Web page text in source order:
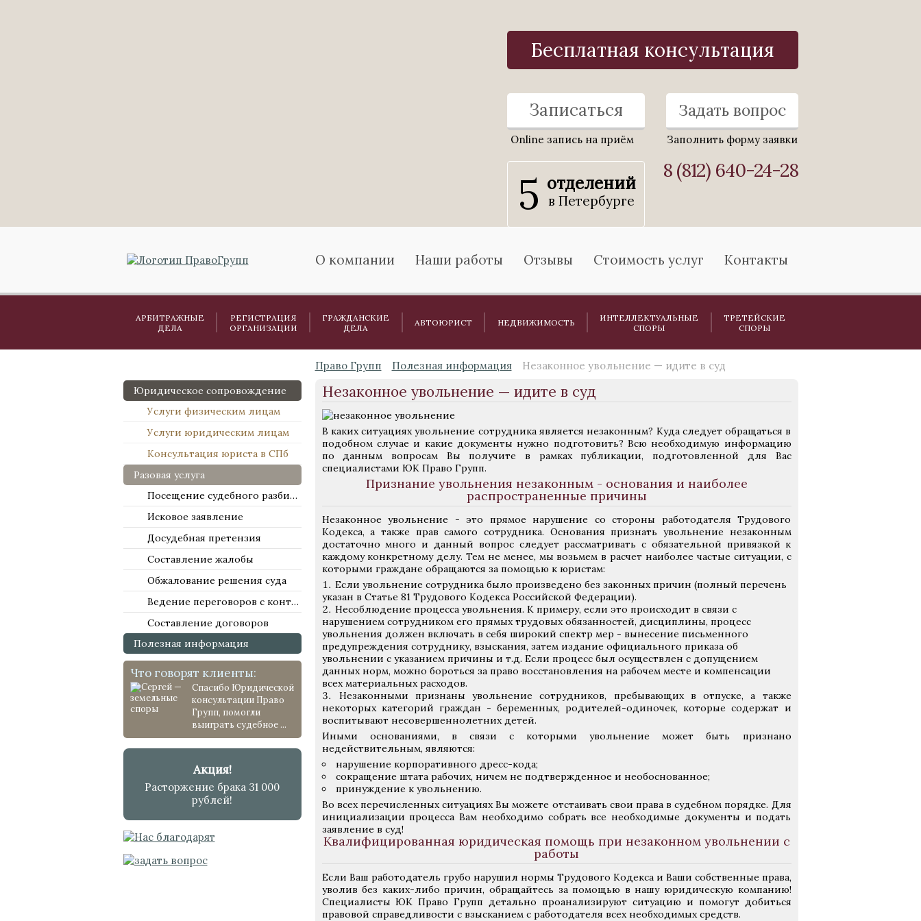
Бесплатная консультация
Записаться
Online запись на приём
Задать вопрос
Заполнить форму заявки
5 отделений
в Петербурге
8 (812) 640-24-28
О компании Наши работы Отзывы Стоимость услуг Контакты
АРБИТРАЖНЫЕ
ДЕЛА
РЕГИСТРАЦИЯ
ОРГАНИЗАЦИИ
ГРАЖДАНСКИЕ
ДЕЛА
АВТОЮРИСТ НЕДВИЖИМОСТЬ
ИНТЕЛЛЕКТУАЛЬНЫЕ
СПОРЫ
ТРЕТЕЙСКИЕ
СПОРЫ
Юридическое сопровождение
Услуги физическим лицам
Услуги юридическим лицам
Консультация юриста в СПб
Разовая услуга
Посещение судебного разбирательства
Исковое заявление
Досудебная претензия
Составление жалобы
Обжалование решения суда
Ведение переговоров с контрагентами
Составление договоров
Полезная информация
Что говорят клиенты:
Спасибо Юридической
консультации Право
Групп, помогли
выиграть судебное ...
Акция!
Расторжение брака 31 000
рублей!
Право Групп Полезная информация Незаконное увольнение — идите в суд
Незаконное увольнение — идите в суд
В каких ситуациях увольнение сотрудника является незаконным? Куда следует обращаться в
подобном случае и какие документы нужно подготовить? Всю необходимую информацию
по данным вопросам Вы получите в рамках публикации, подготовленной для Вас
специалистами ЮК Право Групп.
Признание увольнения незаконным - основания и наиболее
распространенные причины
Незаконное увольнение - это прямое нарушение со стороны работодателя Трудового
Кодекса, а также прав самого сотрудника. Основания признать увольнение незаконным
достаточно много и данный вопрос следует рассматривать с обязательной привязкой к
каждому конкретному делу. Тем не менее, мы возьмем в расчет наиболее частые ситуации, с
которыми граждане обращаются за помощью к юристам:
Если увольнение сотрудника было произведено без законных причин (полный перечень
указан в Статье 81 Трудового Кодекса Российской Федерации).
Несоблюдение процесса увольнения. К примеру, если это происходит в связи с
нарушением сотрудником его прямых трудовых обязанностей, дисциплины, процесс
увольнения должен включать в себя широкий спектр мер - вынесение письменного
предупреждения сотруднику, взыскания, затем издание официального приказа об
увольнении с указанием причины и т.д. Если процесс был осуществлен с допущением
данных норм, можно бороться за право восстановления на рабочем месте и компенсации
всех материальных расходов.
Незаконными признаны увольнение сотрудников, пребывающих в отпуске, а также
некоторых категорий граждан - беременных, родителей-одиночек, которые содержат и
воспитывают несовершеннолетних детей.
Иными основаниями, в связи с которыми увольнение может быть признано
недействительным, являются:
нарушение корпоративного дресс-кода;
сокращение штата рабочих, ничем не подтвержденное и необоснованное;
принуждение к увольнению.
Во всех перечисленных ситуациях Вы можете отстаивать свои права в судебном порядке. Для
инициализации процесса Вам необходимо собрать все необходимые документы и подать
заявление в суд!
Квалифицированная юридическая помощь при незаконном увольнении с
работы
Если Ваш работодатель грубо нарушил нормы Трудового Кодекса и Ваши собственные права,
уволив без каких-либо причин, обращайтесь за помощью в нашу юридическую компанию!
Специалисты ЮК Право Групп детально проанализируют ситуацию и помогут добиться
правовой справедливости с взысканием с работодателя всех необходимых средств.